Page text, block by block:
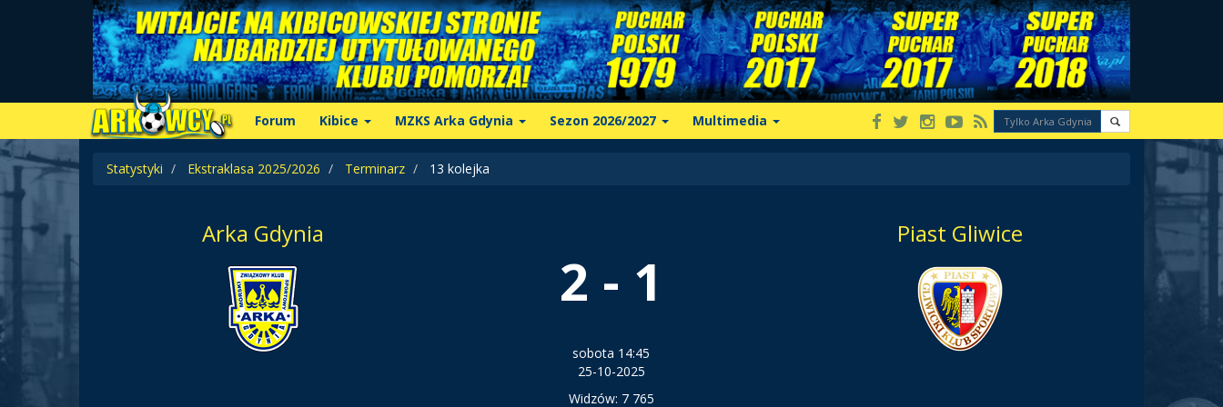
Forum Kibice MZKS Arka Gdynia Sezon 2026/2027 Multimedia
Statystyki Ekstraklasa 2025/2026 Terminarz 13 kolejka
Arka Gdynia
2 - 1
sobota 14:45
25-10-2025
Widzów: 7 765
Piast Gliwice